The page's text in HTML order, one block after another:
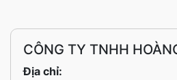
CÔNG TY TNHH
Địa chỉ: